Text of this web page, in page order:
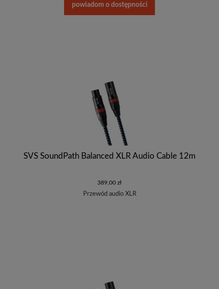
powiadom o dostępności
SVS SoundPath Balanced XLR Audio Cable 12m
389,00 zł
Przewód audio XLR